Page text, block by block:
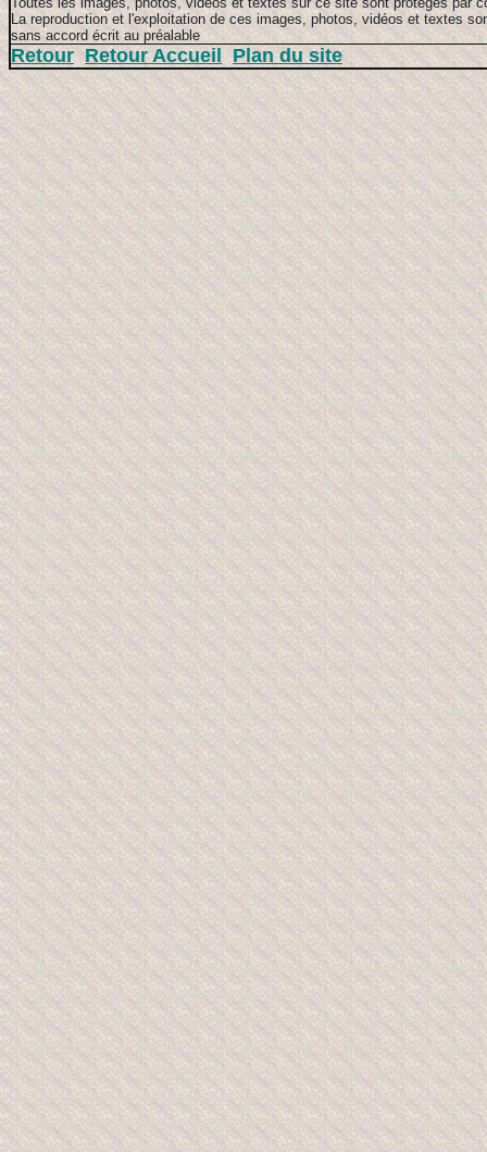
La reproduction et l'exploitation de ces images, photos, vidéos et textes
sans accord écrit au préalable
Retour Retour Accueil Plan du site